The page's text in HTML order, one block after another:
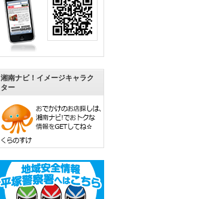
湘南ナビ！イメージキャラク
ター